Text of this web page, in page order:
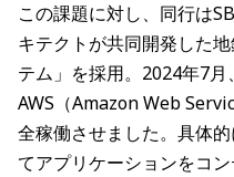
この課題に対し、同行は
キテクトが共同開発した
テム」を採用。2024年7
AWS（Amazon Web
全稼働させました。具体
てアプリケーションをコ